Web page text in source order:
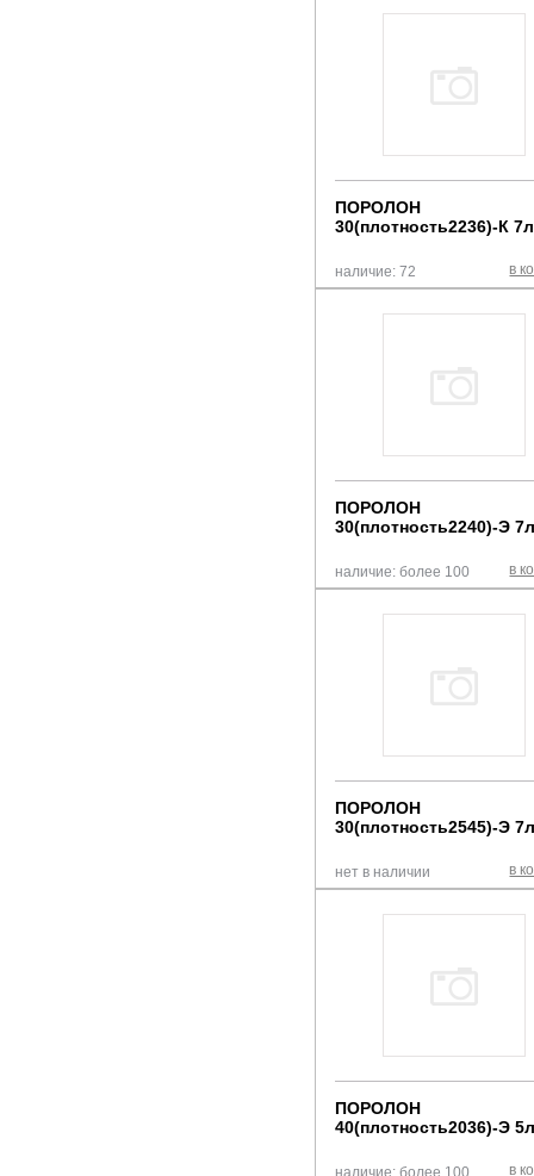
ПОРОЛОН
30(плотность2236)-К 7л
в
наличие: 72
ПОРОЛОН
30(плотность2240)-Э
в
наличие: более 100
ПОРОЛОН
30(плотность2545)-Э
в
нет в наличии
ПОРОЛОН
40(плотность2036)-Э
в
наличие: более 100